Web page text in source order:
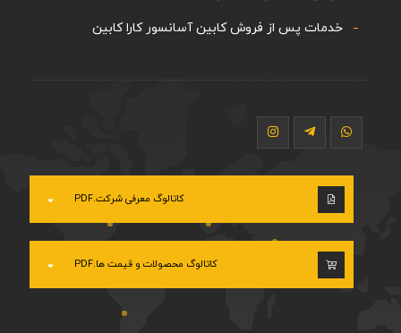
خدمات پس از فروش کابین آسانسور کارا کابین
کاتالوگ معرفی شرکت.PDF
کاتالوگ محصولات و قیمت ها.PDF